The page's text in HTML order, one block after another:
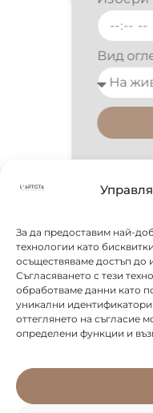
За да предоставим най-
технологии като
осъществяваме достъп до
Съгласяването с тези
обработваме данни като
уникални идентификатори
оттеглянето на съгласие
определени функции и
Вид оглед